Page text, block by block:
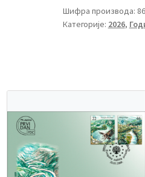
природе
2026
Шифра производа:
Категорије: 2026,